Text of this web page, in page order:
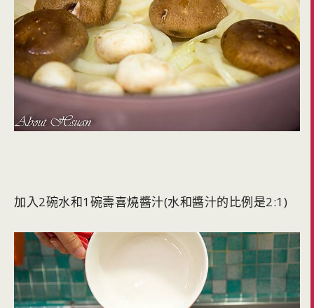
加入2碗水和1碗壽喜燒醬汁(水和醬汁的比例是2:1)